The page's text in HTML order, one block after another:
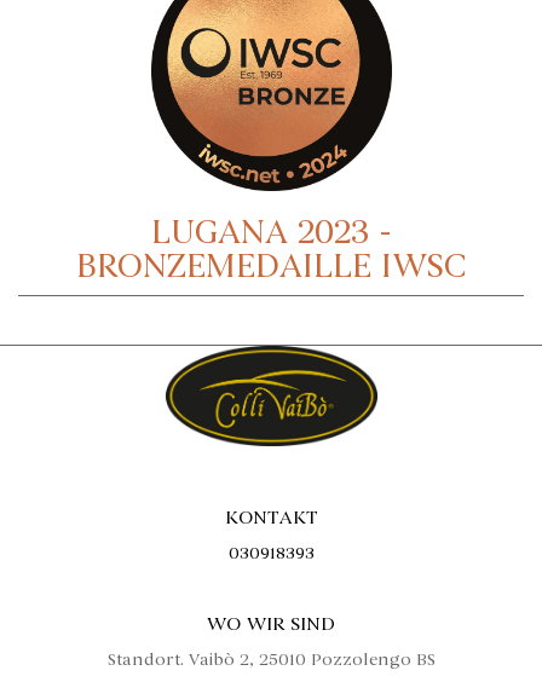
LUGANA 2023 -
BRONZEMEDAILLE IWSC
KONTAKT
030918393
WO WIR SIND
Standort. Vaibò 2, 25010 Pozzolengo BS